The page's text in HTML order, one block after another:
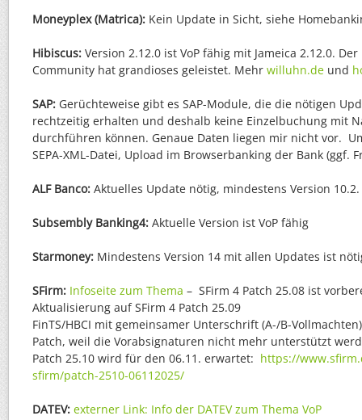
Moneyplex (Matrica): Kein Update in Sicht, siehe
Hibiscus: Version 2.12.0 ist VoP fähig mit Jameica 2.12.0.
Community hat grandioses geleistet. Mehr willuhn.de und
SAP: Gerüchteweise gibt es SAP-Module, die die nötigen
rechtzeitig erhalten und deshalb keine Einzelbuchung mit
durchführen können. Genaue Daten liegen mir nicht vor.
SEPA-XML-Datei, Upload im Browserbanking der Bank (ggf.
ALF Banco: Aktuelles Update nötig, mindestens Version 10.2.
Subsembly Banking4: Aktuelle Version ist VoP fähig
Starmoney: Mindestens Version 14 mit allen Updates ist
SFirm: Infoseite zum Thema – SFirm 4 Patch 25.08 ist
Aktualisierung auf SFirm 4 Patch 25.09
FinTS/HBCI mit gemeinsamer Unterschrift (A-/B-
Patch, weil die Vorabsignaturen nicht mehr unterstützt
Patch 25.10 wird für den 06.11. erwartet: https://
sfirm/patch-2510-06112025/
DATEV: externer Link: Info der DATEV zum Thema VoP